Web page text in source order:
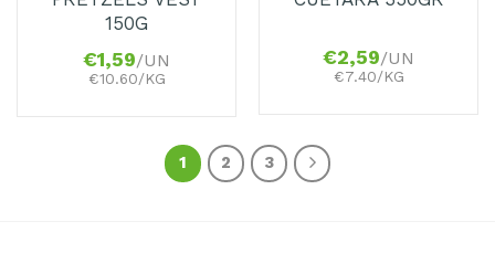
150G
€1,59/UN
€10.60/KG
€2,59/UN
€7.40/KG
1 2 3